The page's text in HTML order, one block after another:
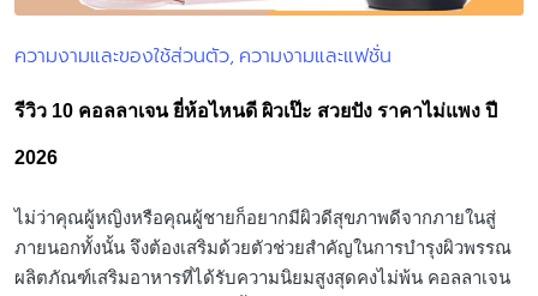
Posted
ความงามและของใช้ส่วนตัว ความงามและแฟชั่น
รีวิว 10 คอลลาเจน ยี่ห้อไหนดี ผิวเป๊ะ สวยปัง ราคาไม่แพง ปี
2026
ไม่ว่าคุณผู้หญิงหรือคุณผู้ชายก็อยากมีผิวดีสุขภาพดีจากภายในสู่
ภายนอกทั้งนั้น จึงต้องเสริมด้วยตัวช่วยสำคัญในการบำรุงผิวพรรณ
ผลิตภัณฑ์เสริมอาหารที่ได้รับความนิยมสูงสุดคงไม่พ้น คอลลาเจน